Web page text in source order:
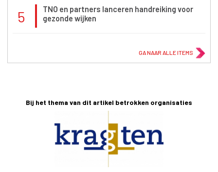
5
TNO en partners lanceren handreiking voor
gezonde wijken
GA NAAR ALLE ITEMS
Bij het thema van dit artikel betrokken organisaties